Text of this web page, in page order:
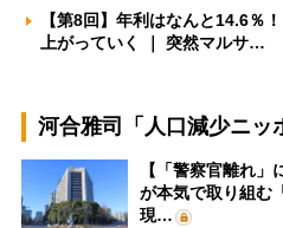
【第8回】年利はなんと14.6
上がっていく ｜ 突然マルサ…
河合雅司「人口減少ニッ
【「警察官離れ
が本気で取り組
現…